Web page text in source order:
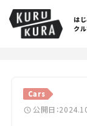
はじ
ク
Cars
公開日：
Cars